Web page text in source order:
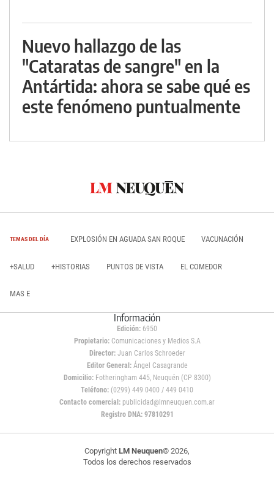
Nuevo hallazgo de las
"Cataratas de sangre" en la
Antártida: ahora se sabe qué es
este fenómeno puntualmente
TEMAS DEL DÍA EXPLOSIÓN EN AGUADA SAN ROQUE VACUNACIÓN
+SALUD +HISTORIAS PUNTOS DE VISTA EL COMEDOR
MAS E
Información
Edición: 6950
Propietario:Comunicaciones y Medios S.A
Director: Juan Carlos Schroeder
Editor General:Ángel Casagrande
Domicilio:Fotheringham 445, Neuquén (CP 8300)
Teléfono: (0299) 449 0400 / 449 0410
Contacto comercial: publicidad@lmneuquen.com.ar
Registro DNA: 97810291
Copyright LM Neuquen© 2026,
Todos los derechos reservados